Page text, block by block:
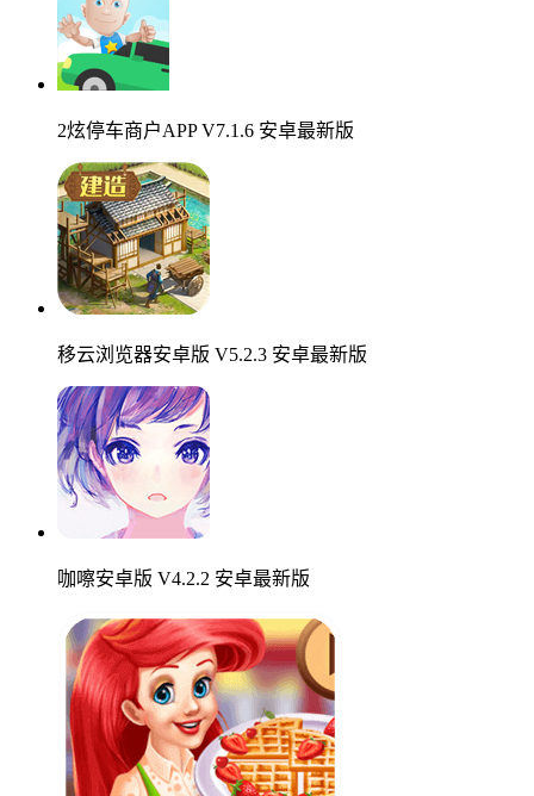
2炫停车商户APP V7.1.6 安卓最新版
移云浏览器安卓版 V5.2.3 安卓最新版
咖嚓安卓版 V4.2.2 安卓最新版